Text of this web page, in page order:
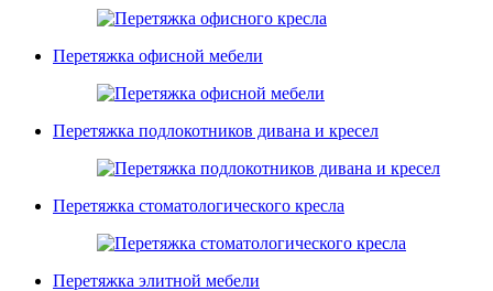
Перетяжка офисной мебели
Перетяжка подлокотников дивана и кресел
Перетяжка стоматологического кресла
Перетяжка элитной мебели